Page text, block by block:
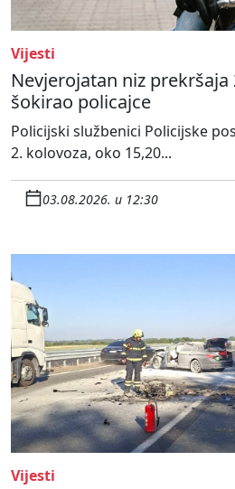
Vijesti
Nevjerojatan niz prekršaja
šokirao policajce
Policijski službenici Policijske
2. kolovoza, oko 15,20...
03.08.2026. u 12:30
Vijesti